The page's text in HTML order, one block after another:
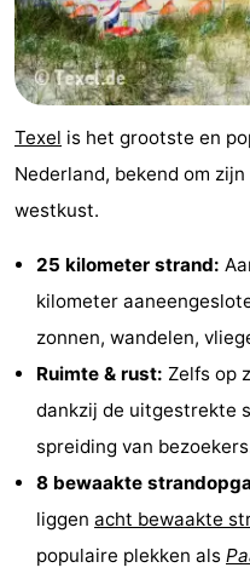
Burg
Den
Hoorn
-
De
-
Koog
Oudeschild
-
Mooiste
Appartementen
Bosch
Texel is het grootste en
Nederland, bekend om
westkust.
25 kilometer strand:
kilometer
zonnen, wandelen,
Ruimte & rust: Zelfs op
dankzij de uitgestrekte
spreiding van
8 bewaakte
liggen acht bewaakte
populaire plekken als